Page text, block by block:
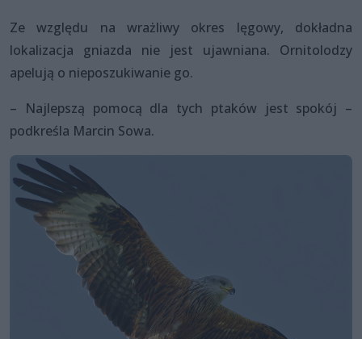
Ze względu na wrażliwy okres lęgowy, dokładna
lokalizacja gniazda nie jest ujawniana. Ornitolodzy
apelują o nieposzukiwanie go.
– Najlepszą pomocą dla tych ptaków jest spokój –
podkreśla Marcin Sowa.